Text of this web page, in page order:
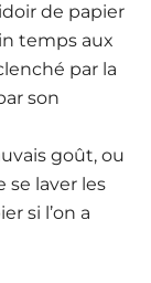
de papier
temps aux
par la
son
goût, ou
laver les
si l’on a